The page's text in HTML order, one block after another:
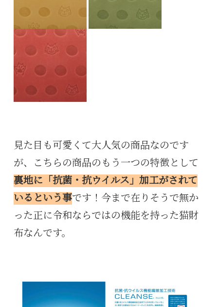
見た目も可愛くて大人気の商品なのです
が、こちらの商品のもう一つの特徴として
裏地に「抗菌・抗ウイルス」加工がされて
いるという事です！今まで在りそうで無か
った正に令和ならではの機能を持った猫財
布なんです。